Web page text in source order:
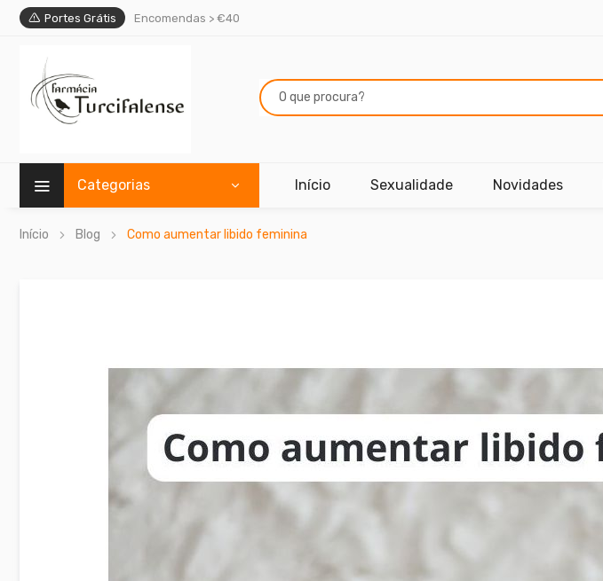
Portes Grátis Encomendas > €40
Categorias Início Sexualidade Novidades
Início Blog Como aumentar libido feminina